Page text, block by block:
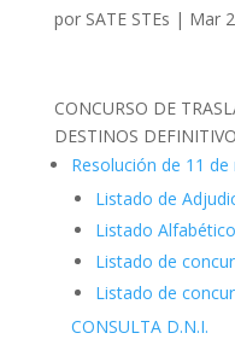
por SATE STEs | Mar
CONCURSO DE
DESTINOS
Resolución de 11 de
Listado de
Listado
Listado de
Listado de
CONSULTA D.N.I.